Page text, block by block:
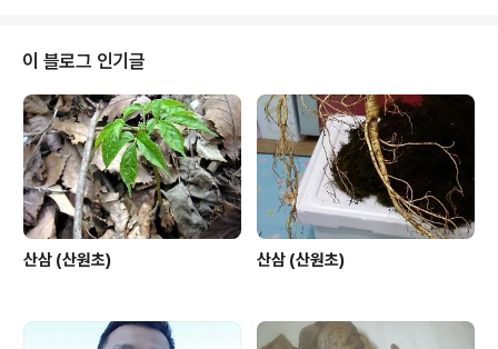
이 블로그 인기글
산삼 (산원초) 산삼 (산원초)